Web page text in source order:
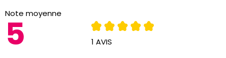
Note moyenne
5 1 AVIS